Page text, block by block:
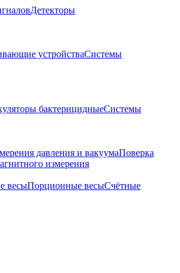
Детекторы
устройстваСистемы
бактерицидныеСистемы
давления и вакуумаПоверка
измерения
весыПорционные весыСчётные